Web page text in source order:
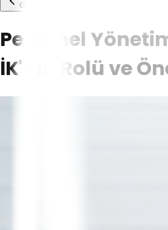
Geri Dön
Personel
İK'nın Rolü ve